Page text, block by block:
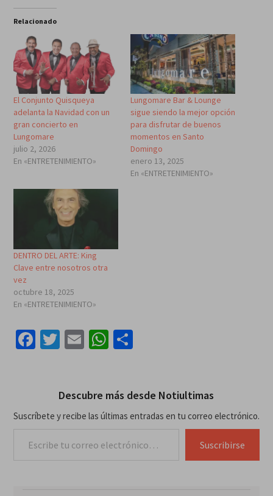
Relacionado
El Conjunto Quisqueya
adelanta la Navidad con un
gran concierto en
Lungomare
julio 2, 2026
En «ENTRETENIMIENTO»
Lungomare Bar & Lounge
sigue siendo la mejor opción
para disfrutar de buenos
momentos en Santo
Domingo
enero 13, 2025
En «ENTRETENIMIENTO»
DENTRO DEL ARTE: King
Clave entre nosotros otra
vez
octubre 18, 2025
En «ENTRETENIMIENTO»
Facebook
Twitter
EmailWhatsApp
Compartir
Descubre más desde Notiultimas
Suscríbete y recibe las últimas entradas en tu correo electrónico.
Suscribirse